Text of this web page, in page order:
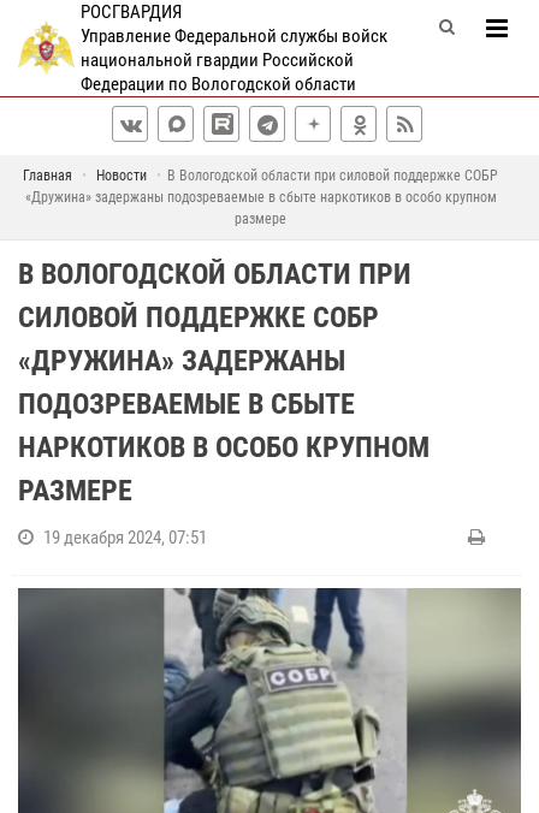
РОСГВАРДИЯ
Управление Федеральной службы войск
национальной гвардии Российской
Федерации по Вологодской области
Главная Новости
В Вологодской области при силовой поддержке СОБР
«Дружина» задержаны подозреваемые в сбыте наркотиков в особо крупном
размере
В ВОЛОГОДСКОЙ ОБЛАСТИ ПРИ
СИЛОВОЙ ПОДДЕРЖКЕ СОБР
«ДРУЖИНА» ЗАДЕРЖАНЫ
ПОДОЗРЕВАЕМЫЕ В СБЫТЕ
НАРКОТИКОВ В ОСОБО КРУПНОМ
РАЗМЕРЕ
19 декабря 2024, 07:51